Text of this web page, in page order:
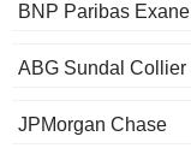
BNP Paribas Exane
ABG Sundal Collier
JPMorgan Chase